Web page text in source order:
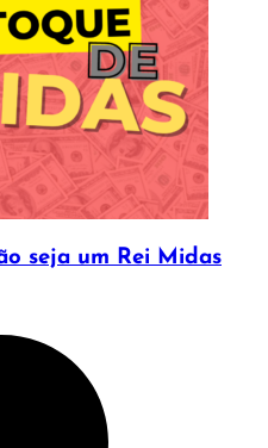
seja um Rei Midas